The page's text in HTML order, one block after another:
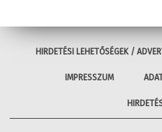
HIRDETÉSI LEHETŐSÉGEK /
IMPRESSZUM